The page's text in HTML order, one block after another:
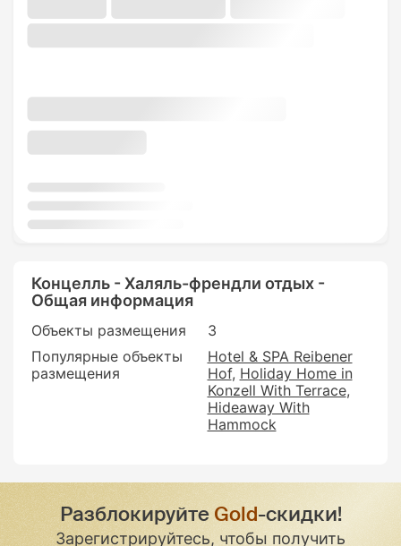
Концелль - Халяль-френдли отдых -
Общая информация
Объекты размещения
3
Популярные объекты
размещения
Hotel & SPA Reibener
Hof Holiday Home in
Konzell With Terrace
Hideaway With
Hammock
РазблокируйтеGold-скидки!
Зарегистрируйтесь, чтобы получить